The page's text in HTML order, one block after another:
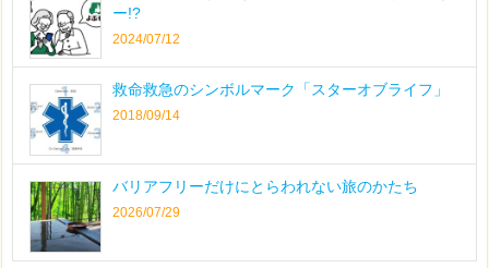
ー!?
2024/07/12
救命救急のシンボルマーク「スターオブライフ」
2018/09/14
バリアフリーだけにとらわれない旅のかたち
2026/07/29